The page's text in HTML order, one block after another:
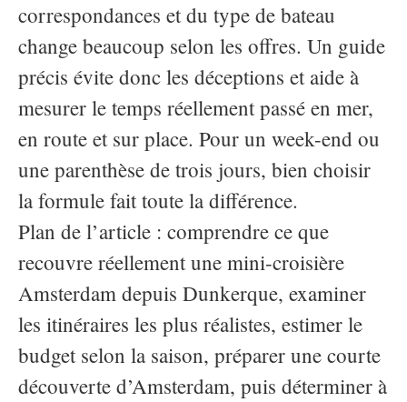
correspondances et du type de bateau
change beaucoup selon les offres. Un guide
précis évite donc les déceptions et aide à
mesurer le temps réellement passé en mer,
en route et sur place. Pour un week-end ou
une parenthèse de trois jours, bien choisir
la formule fait toute la différence.
Plan de l’article : comprendre ce que
recouvre réellement une mini-croisière
Amsterdam depuis Dunkerque, examiner
les itinéraires les plus réalistes, estimer le
budget selon la saison, préparer une courte
découverte d’Amsterdam, puis déterminer à